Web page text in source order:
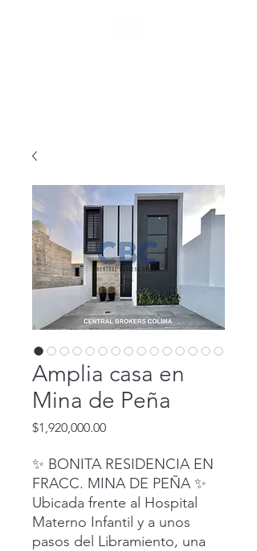
Amplia casa en
Mina de Peña
$1,920,000.00Precio
✨ BONITA RESIDENCIA EN
FRACC. MINA DE PEÑA ✨
Ubicada frente al Hospital
Materno Infantil y a unos
pasos del Libramiento, una